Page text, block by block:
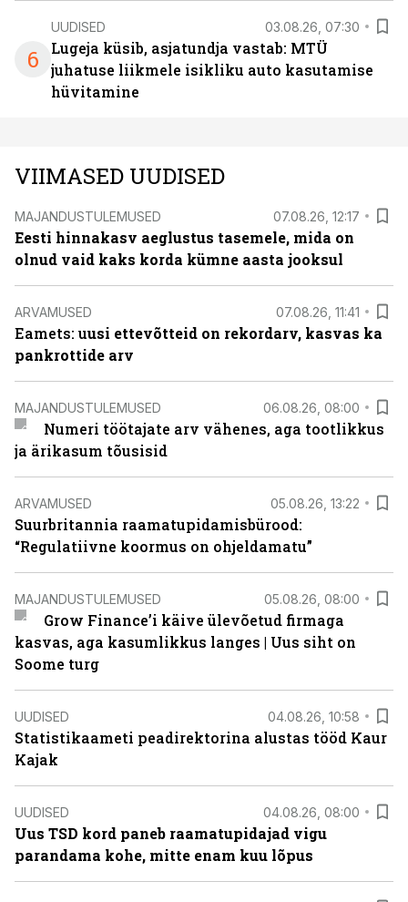
6
UUDISED 03.08.26, 07:30
Lugeja küsib, asjatundja vastab: MTÜ
juhatuse liikmele isikliku auto kasutamise
hüvitamine
VIIMASED UUDISED
MAJANDUSTULEMUSED 07.08.26, 12:17
Eesti hinnakasv aeglustus tasemele, mida on
olnud vaid kaks korda kümne aasta jooksul
ARVAMUSED 07.08.26, 11:41
Eamets: uusi ettevõtteid on rekordarv, kasvas ka
pankrottide arv
MAJANDUSTULEMUSED 06.08.26, 08:00
Numeri töötajate arv vähenes, aga tootlikkus
ja ärikasum tõusisid
ARVAMUSED 05.08.26, 13:22
Suurbritannia raamatupidamisbürood:
“Regulatiivne koormus on ohjeldamatu”
MAJANDUSTULEMUSED 05.08.26, 08:00
Grow Finance’i käive ülevõetud firmaga
kasvas, aga kasumlikkus langes | Uus siht on
Soome turg
UUDISED 04.08.26, 10:58
Statistikaameti peadirektorina alustas tööd Kaur
Kajak
UUDISED 04.08.26, 08:00
Uus TSD kord paneb raamatupidajad vigu
parandama kohe, mitte enam kuu lõpus